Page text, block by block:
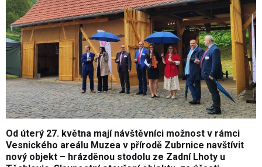
Od úterý 27. května mají návštěvníci možnost v rámci
Vesnického areálu Muzea v přírodě Zubrnice navštívit
nový objekt – hrázděnou stodolu ze Zadní Lhoty u